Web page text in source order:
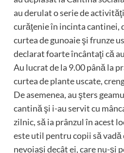
au derulat o serie de
curăţenie în incinta cantinei,
curtea de gunoaie şi frunze
declarat foarte încântaţi că
Au lucrat de la 9.00 până la
curtea de plante uscate,
De asemenea, au şters
cantină şi i-au servit cu
zilnic, să ia prânzul în acest
este util pentru copii să vadă
nevoiaşi decât ei, care nu-şi